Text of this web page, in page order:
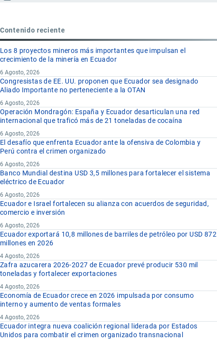
Contenido reciente
Los 8 proyectos mineros más importantes que impulsan el
crecimiento de la minería en Ecuador
6 Agosto, 2026
Congresistas de EE. UU. proponen que Ecuador sea designado
Aliado Importante no perteneciente a la OTAN
6 Agosto, 2026
Operación Mondragón: España y Ecuador desarticulan una red
internacional que traficó más de 21 toneladas de cocaína
6 Agosto, 2026
El desafío que enfrenta Ecuador ante la ofensiva de Colombia y
Perú contra el crimen organizado
6 Agosto, 2026
Banco Mundial destina USD 3,5 millones para fortalecer el sistema
eléctrico de Ecuador
6 Agosto, 2026
Ecuador e Israel fortalecen su alianza con acuerdos de seguridad,
comercio e inversión
6 Agosto, 2026
Ecuador exportará 10,8 millones de barriles de petróleo por USD 872
millones en 2026
4 Agosto, 2026
Zafra azucarera 2026-2027 de Ecuador prevé producir 530 mil
toneladas y fortalecer exportaciones
4 Agosto, 2026
Economía de Ecuador crece en 2026 impulsada por consumo
interno y aumento de ventas formales
4 Agosto, 2026
Ecuador integra nueva coalición regional liderada por Estados
Unidos para combatir el crimen organizado transnacional